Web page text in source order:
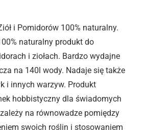
i Pomidorów 100% naturalny.
naturalny produkt do
i ziołach. Bardzo wydajne
na 140l wody. Nadaje się także
i innych warzyw. Produkt
hobbistyczny dla świadomych
na równowadze pomiędzy
swoich roślin i stosowaniem